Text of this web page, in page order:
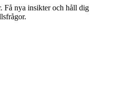
Få nya insikter och håll dig